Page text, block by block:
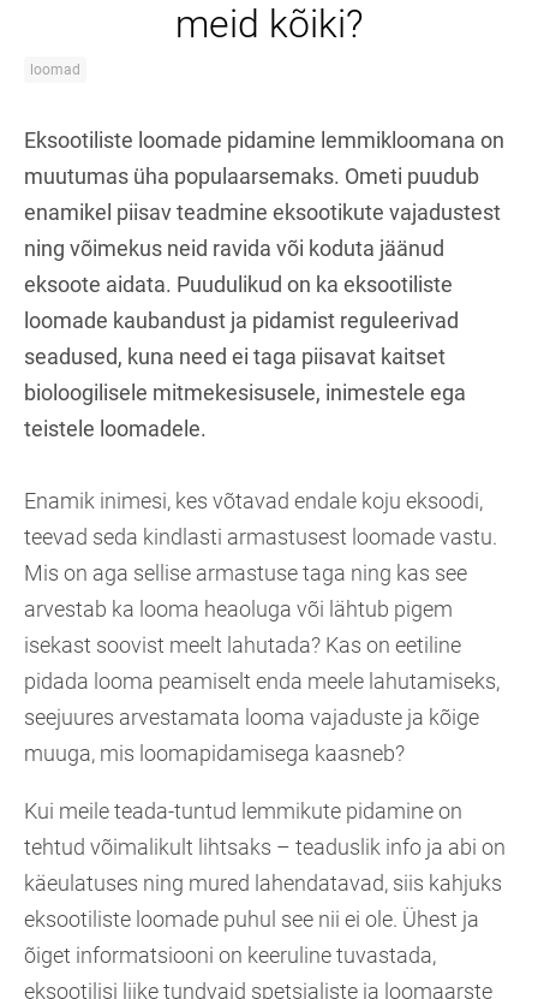
meid kõiki?
loomad
Eksootiliste loomade pidamine lemmikloomana on
muutumas üha populaarsemaks. Ometi puudub
enamikel piisav teadmine eksootikute vajadustest
ning võimekus neid ravida või koduta jäänud
eksoote aidata. Puudulikud on ka eksootiliste
loomade kaubandust ja pidamist reguleerivad
seadused, kuna need ei taga piisavat kaitset
bioloogilisele mitmekesisusele, inimestele ega
teistele loomadele.
Enamik inimesi, kes võtavad endale koju eksoodi,
teevad seda kindlasti armastusest loomade vastu.
Mis on aga sellise armastuse taga ning kas see
arvestab ka looma heaoluga või lähtub pigem
isekast soovist meelt lahutada? Kas on eetiline
pidada looma peamiselt enda meele lahutamiseks,
seejuures arvestamata looma vajaduste ja kõige
muuga, mis loomapidamisega kaasneb?
Kui meile teada-tuntud lemmikute pidamine on
tehtud võimalikult lihtsaks – teaduslik info ja abi on
käeulatuses ning mured lahendatavad, siis kahjuks
eksootiliste loomade puhul see nii ei ole. Ühest ja
õiget informatsiooni on keeruline tuvastada,
eksootilisi liike tundvaid spetsialiste ja loomaarste